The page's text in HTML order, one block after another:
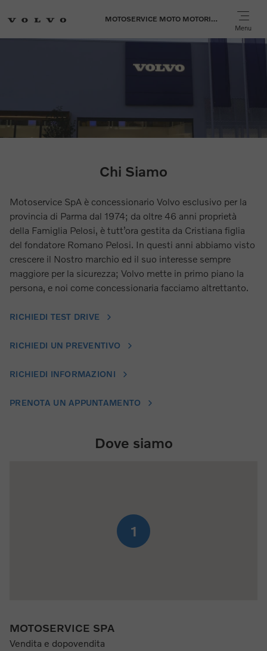
MOTOSERVICE MOTO MOTORI MARINI SPA
Menu
Chi Siamo
Motoservice SpA è concessionario Volvo esclusivo per la
provincia di Parma dal 1974; da oltre 46 anni proprietà
della Famiglia Pelosi, è tutt’ora gestita da Cristiana figlia
del fondatore Romano Pelosi. In questi anni abbiamo visto
crescere il Nostro marchio ed il suo interesse sempre
maggiore per la sicurezza; Volvo mette in primo piano la
persona, e noi come concessionaria facciamo altrettanto.
RICHIEDI TEST DRIVE
RICHIEDI UN PREVENTIVO
RICHIEDI INFORMAZIONI
PRENOTA UN APPUNTAMENTO
Dove siamo
1
MOTOSERVICE SPA
Vendita e dopovendita